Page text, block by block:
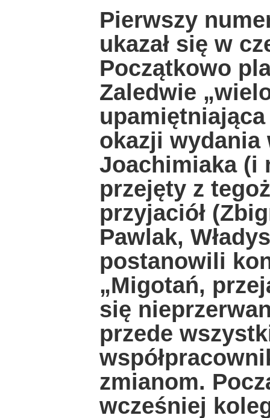
Pierwszy
ukazał się w
Początkowo
Zaledwie
okazji wydania
Joachimiaka (i
przejęty z
przyjaciół
Pawlak,
postanowili
„Migotań,
się
przede
zmianom.
wcześniej